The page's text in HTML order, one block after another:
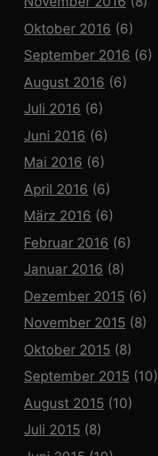
Oktober 2016 (6)
September 2016 (6)
August 2016 (6)
Juli 2016 (6)
Juni 2016 (6)
Mai 2016 (6)
April 2016 (6)
März 2016 (6)
Februar 2016 (6)
Januar 2016 (8)
Dezember 2015 (6)
November 2015 (8)
Oktober 2015 (8)
September 2015 (10)
August 2015 (10)
Juli 2015 (8)